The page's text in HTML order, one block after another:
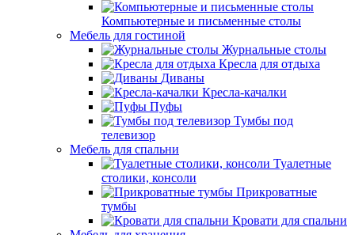
Компьютерные и письменные столы
Мебель для гостиной
Журнальные столы
Кресла для отдыха
Диваны
Кресла-качалки
Пуфы
Тумбы под
телевизор
Мебель для спальни
Туалетные
столики, консоли
Прикроватные
тумбы
Кровати для спальни